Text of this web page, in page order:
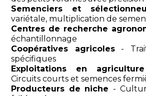
Semenciers et
variétale, multiplication de
Centres de recherche
échantillonnage
Coopératives agricoles-
spécifiques
Exploitations en
Circuits courts et semences
Producteurs de niche -